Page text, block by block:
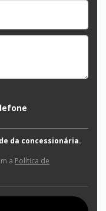
da concessionária.
a Política de